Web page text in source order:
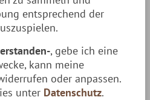
entsprechend der
, gebe ich eine
kann meine
oder anpassen.
unter Datenschutz.